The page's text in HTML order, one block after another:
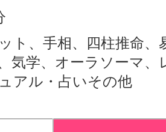
ト、手相、四柱推命、
気学、オーラソーマ、
アル・占いその他